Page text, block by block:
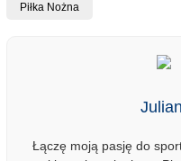
Piłka Nożna
Łączę moją pasję do